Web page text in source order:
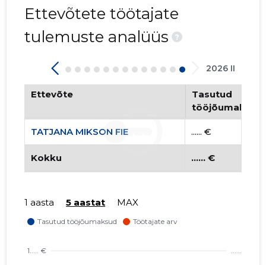
Ettevõtete töötajate
tulemuste analüüs
?
2026 II
Ettevõte
Tasutud
tööjõumaksud
TATJANA MIKSON FIE ...... €
Kokku ...... €
1 aasta 5 aastat MAX